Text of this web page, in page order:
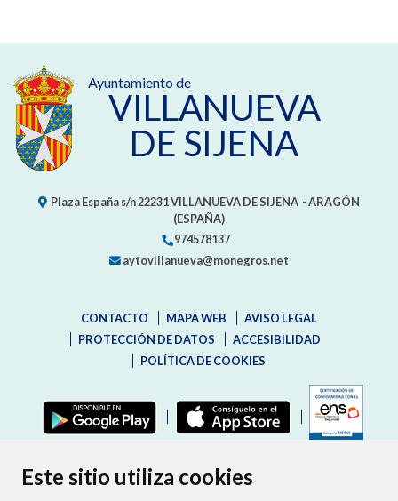
Este sitio utiliza cookies
Ayuntamiento de
VILLANUEVA
DE SIJENA
Plaza España s/n22231VILLANUEVA DE SIJENA - ARAGÓN
(ESPAÑA)
974578137
aytovillanueva@monegros.net
CONTACTO MAPA WEB
AVISO LEGAL
PROTECCIÓN DE DATOS
ACCESIBILIDAD
POLÍTICA DE COOKIES